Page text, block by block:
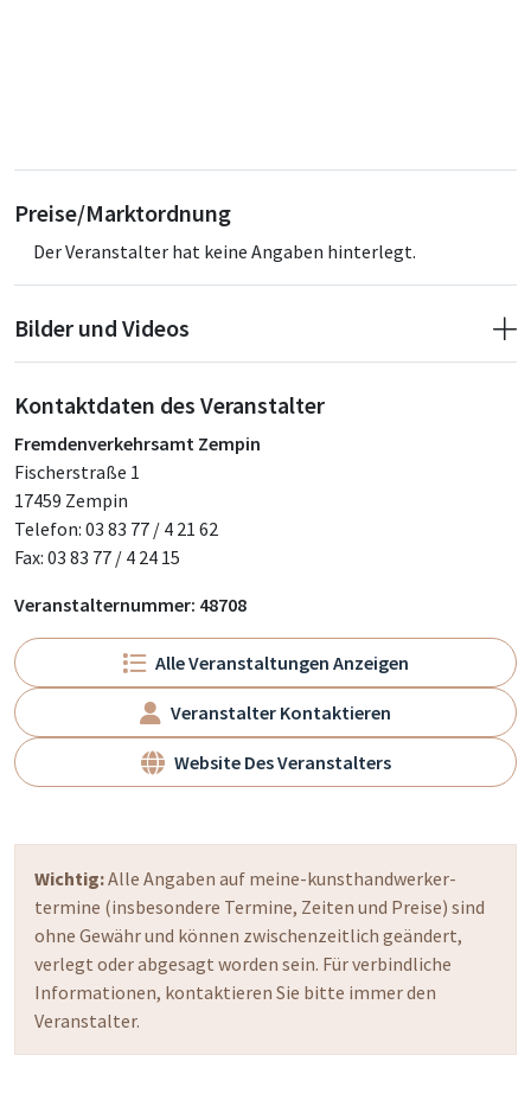
Preise/Marktordnung
Der Veranstalter hat keine Angaben hinterlegt.
Bilder und Videos
Kontaktdaten des Veranstalter
Fremdenverkehrsamt Zempin
Fischerstraße 1
17459 Zempin
Telefon: 03 83 77 / 4 21 62
Fax: 03 83 77 / 4 24 15
Veranstalternummer: 48708
Alle Veranstaltungen Anzeigen
Veranstalter Kontaktieren
Website Des Veranstalters
Wichtig:Alle Angaben auf meine-kunsthandwerker-
termine (insbesondere Termine, Zeiten und Preise) sind
ohne Gewähr und können zwischenzeitlich geändert,
verlegt oder abgesagt worden sein. Für verbindliche
Informationen, kontaktieren Sie bitte immer den
Veranstalter.